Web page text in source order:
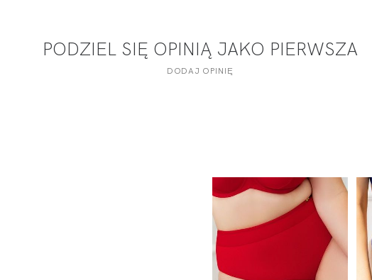
PODZIEL SIĘ OPINIĄ JAKO PIERWSZA
DODAJ OPINIĘ